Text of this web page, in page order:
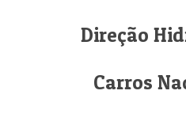
Direção
Carros